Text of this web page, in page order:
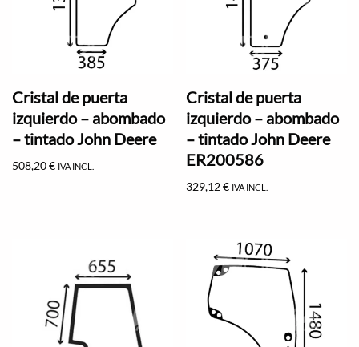
Cristal de puerta
izquierdo – abombado
– tintado John Deere
508,20€ IVA INCL.
Cristal de puerta
izquierdo – abombado
– tintado John Deere
ER200586
329,12€ IVA INCL.